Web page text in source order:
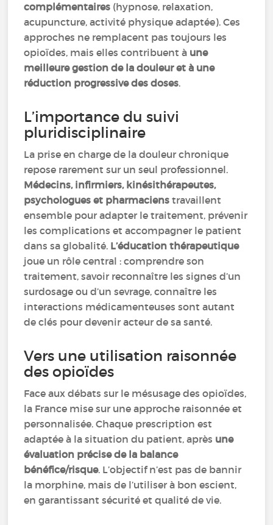
complémentaires (hypnose, relaxation,
acupuncture, activité physique adaptée). Ces
approches ne remplacent pas toujours les
opioïdes, mais elles contribuent à une
meilleure gestion de la douleur et à une
réduction progressive des doses.
L’importance du suivi
pluridisciplinaire
La prise en charge de la douleur chronique
repose rarement sur un seul professionnel.
Médecins, infirmiers, kinésithérapeutes,
psychologues et pharmaciens travaillent
ensemble pour adapter le traitement, prévenir
les complications et accompagner le patient
dans sa globalité. L’éducation thérapeutique
joue un rôle central : comprendre son
traitement, savoir reconnaître les signes d’un
surdosage ou d’un sevrage, connaître les
interactions médicamenteuses sont autant
de clés pour devenir acteur de sa santé.
Vers une utilisation raisonnée
des opioïdes
Face aux débats sur le mésusage des opioïdes,
la France mise sur une approche raisonnée et
personnalisée. Chaque prescription est
adaptée à la situation du patient, après une
évaluation précise de la balance
bénéfice/risque. L’objectif n’est pas de bannir
la morphine, mais de l’utiliser à bon escient,
en garantissant sécurité et qualité de vie.